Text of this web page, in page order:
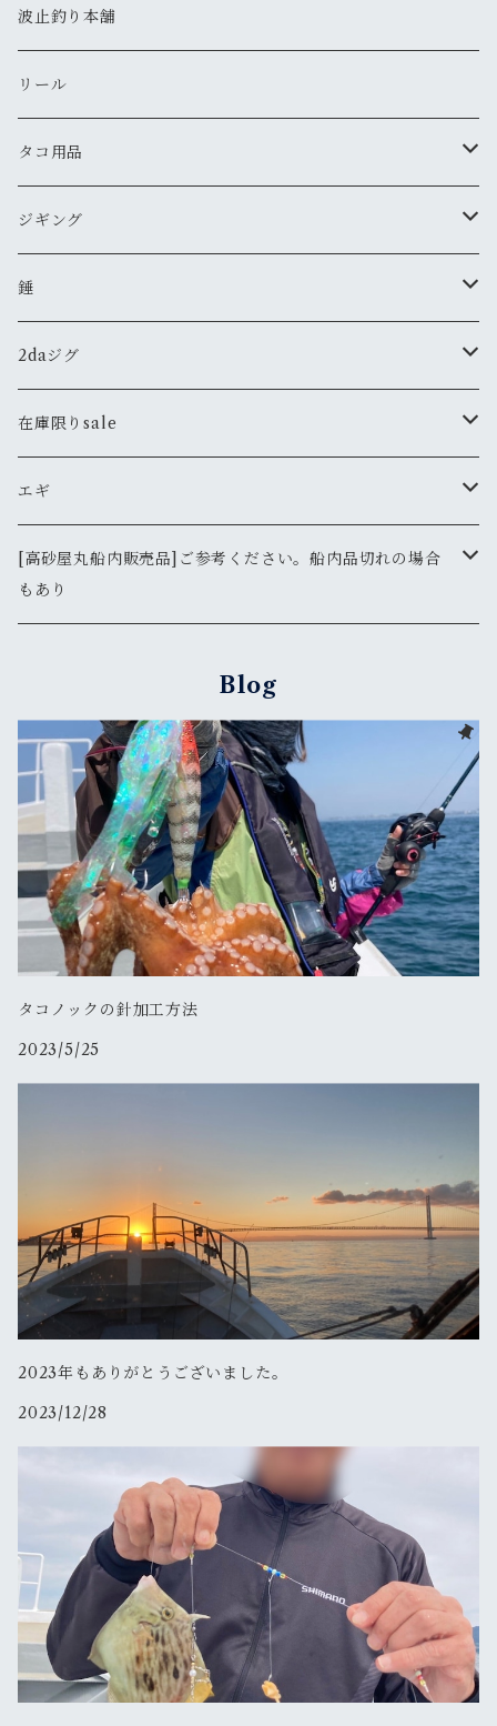
鯛ラバ 遊漁船シリーズ（カーリー）
鯛ラバ 白雪姫シリーズ（ストレート）
錘
タコ
タコノック
タコほいほい
青物
針
明石青物チョクリ
ふぐ
カワハギ
雑貨
ステッカー
Tシャツ
メバル
太刀魚
その他
クログチ
竿
仕掛け
鳴門サビキ
鳴門アジ仕掛
波止釣り本舗
リール
タコ用品
スッテ
メガバス
タコーレソフト
ジギング
ジグ
ARMS
ÐーCLOW
錘
ジャッカル
タングステン
2daジグ
バスター
130ｇ
165ｇ
165ｇＳＰホロ
200ｇＳＰホロ
バスターX
190ｇ
ボンバー
245ｇ
その他
在庫限りsale
鯛ラバ
エギ
DAIWA
YAMASHITA
ルアー
エギ
DARTMAX
2.5号
FLASHMAX
2.5号
バンガード・ジャパン
2.5号
シマノ
クリンチフラッシュブーストラトル
スイスイドロッパー2.5号
ジャッカル
[高砂屋丸船内販売品]ご参考ください。船内品切れの場合
もあり
タチウオ便
鯛サビキ便
クログチ便
青物ビッグベイトのませ便
Blog
タコノックの針加工方法
2023/5/25
2023年もありがとうございました。
2023/12/28